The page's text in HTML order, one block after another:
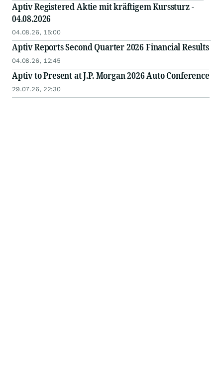
Aptiv Registered Aktie mit kräftigem Kurssturz -
04.08.2026
04.08.26, 15:00
Aptiv Reports Second Quarter 2026 Financial Results
04.08.26, 12:45
Aptiv to Present at J.P. Morgan 2026 Auto Conference
29.07.26, 22:30